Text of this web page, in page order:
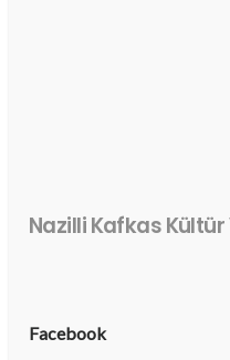
Nazilli Kafkas Kültür
Facebook